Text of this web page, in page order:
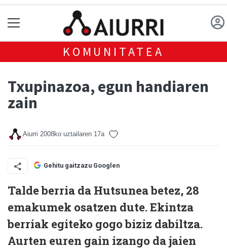
KOMUNITATEA
Txupinazoa, egun handiaren
zain
Aiurri 2008ko uztailaren 17a
Gehitu gaitzazu Googlen
Talde berria da Hutsunea betez, 28
emakumek osatzen dute. Ekintza
berriak egiteko gogo biziz dabiltza.
Aurten euren gain izango da jaien